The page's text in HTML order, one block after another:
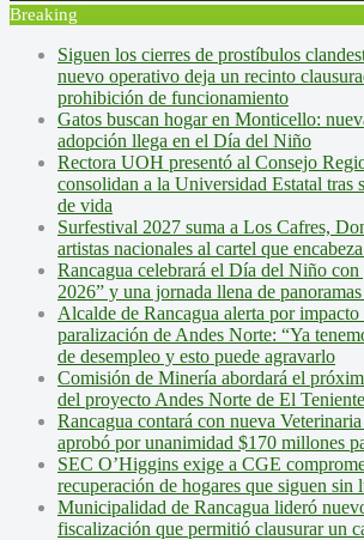
Breaking
Siguen los cierres de prostíbulos
nuevo operativo deja un recinto
prohibición de funcionamiento
Gatos buscan hogar en Monticello:
adopción llega en el Día del Niño
Rectora UOH presentó al Consejo
consolidan a la Universidad Estatal tras
de vida
Surfestival 2027 suma a Los Cafres,
artistas nacionales al cartel que
Rancagua celebrará el Día del Niño
2026” y una jornada llena de
Alcalde de Rancagua alerta por impacto
paralización de Andes Norte: “Ya
de desempleo y esto puede agravarlo
Comisión de Minería abordará el
del proyecto Andes Norte de El Teniente
Rancagua contará con nueva
aprobó por unanimidad $170 millones
SEC O’Higgins exige a CGE
recuperación de hogares que siguen sin
Municipalidad de Rancagua lideró
fiscalización que permitió clausurar un